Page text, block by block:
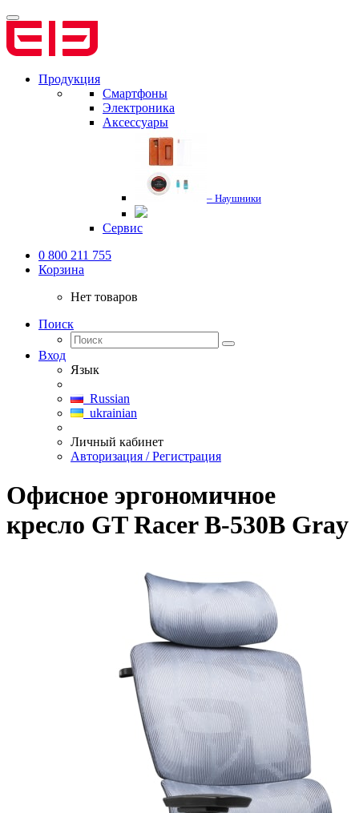
Продукция
Смартфоны
Электроника
Аксессуары
– Наушники
Сервис
0 800 211 755
Корзина
Нет товаров
Поиск
Вход
Язык
Russian
ukrainian
Личный кабинет
Авторизация / Регистрация
Офисное эргономичное
кресло GT Racer B-530B Gray